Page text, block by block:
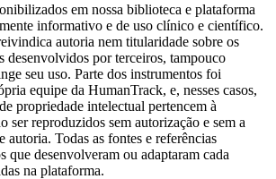
em nossa biblioteca e plataforma
informativo e de uso clínico e científico.
autoria nem titularidade sobre os
desenvolvidos por terceiros, tampouco
seu uso. Parte dos instrumentos foi
equipe da HumanTrack, e, nesses casos,
propriedade intelectual pertencem à
ser reproduzidos sem autorização e sem a
autoria. Todas as fontes e referências
que desenvolveram ou adaptaram cada
na plataforma.